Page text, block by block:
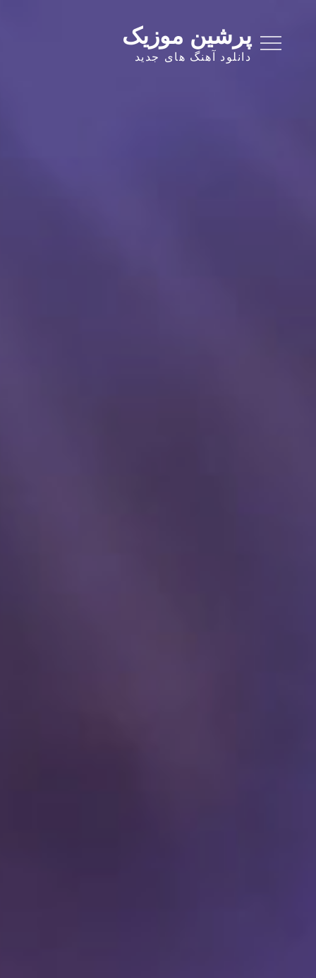
content
پرشین موزیک
دانلود آهنگ های جدید